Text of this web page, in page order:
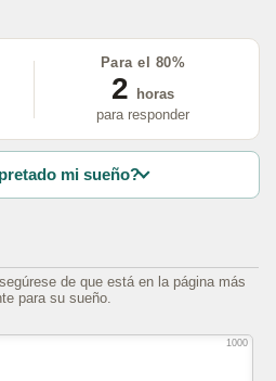
Para el 80%
2
horas
para responder
mi sueño?
de que está en la página más
para su sueño.
1000